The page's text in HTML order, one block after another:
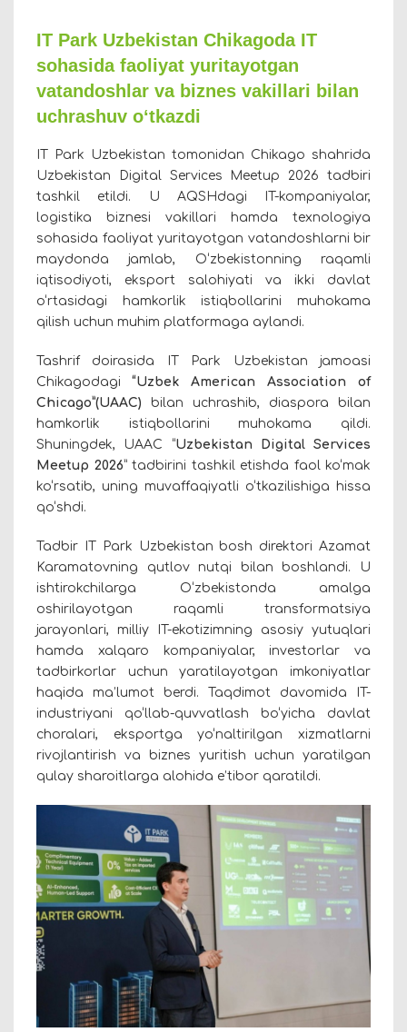
IT Park Uzbekistan Chikagoda IT
sohasida faoliyat yuritayotgan
vatandoshlar va biznes vakillari bilan
uchrashuv o‘tkazdi
IT Park Uzbekistan tomonidan Chikago shahrida
Uzbekistan Digital Services Meetup 2026 tadbiri
tashkil etildi. U AQSHdagi IT-kompaniyalar,
logistika biznesi vakillari hamda texnologiya
sohasida faoliyat yuritayotgan vatandoshlarni bir
maydonda jamlab, O‘zbekistonning raqamli
iqtisodiyoti, eksport salohiyati va ikki davlat
o‘rtasidagi hamkorlik istiqbollarini muhokama
qilish uchun muhim platformaga aylandi.
Tashrif doirasida IT Park Uzbekistan jamoasi
Chikagodagi“Uzbek American Association of
Chicago”(UAAC) bilan uchrashib, diaspora bilan
hamkorlik istiqbollarini muhokama qildi.
Shuningdek, UAAC “Uzbekistan Digital Services
Meetup 2026” tadbirini tashkil etishda faol ko‘mak
ko‘rsatib, uning muvaffaqiyatli o‘tkazilishiga hissa
qo‘shdi.
Tadbir IT Park Uzbekistan bosh direktori Azamat
Karamatovning qutlov nutqi bilan boshlandi. U
ishtirokchilarga O‘zbekistonda amalga
oshirilayotgan raqamli transformatsiya
jarayonlari, milliy IT-ekotizimning asosiy yutuqlari
hamda xalqaro kompaniyalar, investorlar va
tadbirkorlar uchun yaratilayotgan imkoniyatlar
haqida ma’lumot berdi. Taqdimot davomida IT-
industriyani qo‘llab-quvvatlash bo‘yicha davlat
choralari, eksportga yo‘naltirilgan xizmatlarni
rivojlantirish va biznes yuritish uchun yaratilgan
qulay sharoitlarga alohida e’tibor qaratildi.